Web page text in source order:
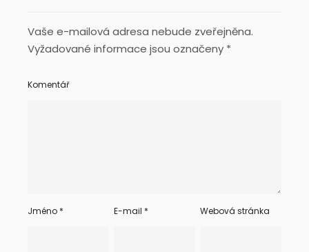
Vaše e-mailová adresa nebude zveřejněna.
Vyžadované informace jsou označeny *
Komentář
Jméno * E-mail * Webová stránka